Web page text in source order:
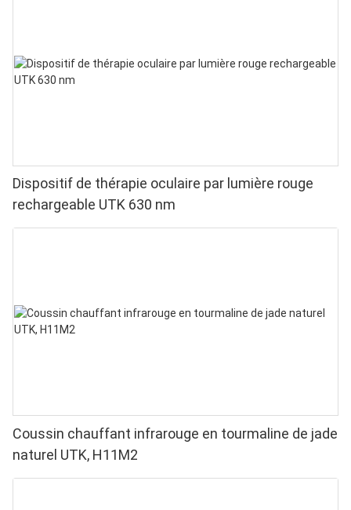
Dispositif de thérapie oculaire par lumière rouge
rechargeable UTK 630 nm
Coussin chauffant infrarouge en tourmaline de jade
naturel UTK, H11M2